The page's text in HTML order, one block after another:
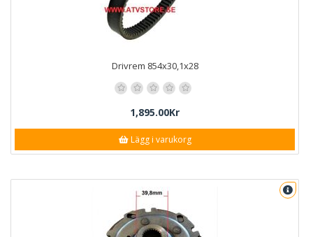
Drivrem 854x30,1x28
1,895.00Kr
Lägg i varukorg